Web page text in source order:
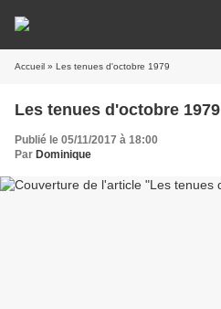
Accueil » Les tenues d'octobre 1979
Les tenues d'octobre 1979
Publié le 05/11/2017 à 18:00
Par Dominique